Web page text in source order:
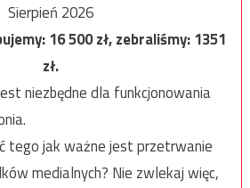
Sierpień 2026
16 500zł, zebraliśmy:1351
zł.
niezbędne dla funkcjonowania
tego jak ważne jest przetrwanie
medialnych? Nie zwlekaj więc,